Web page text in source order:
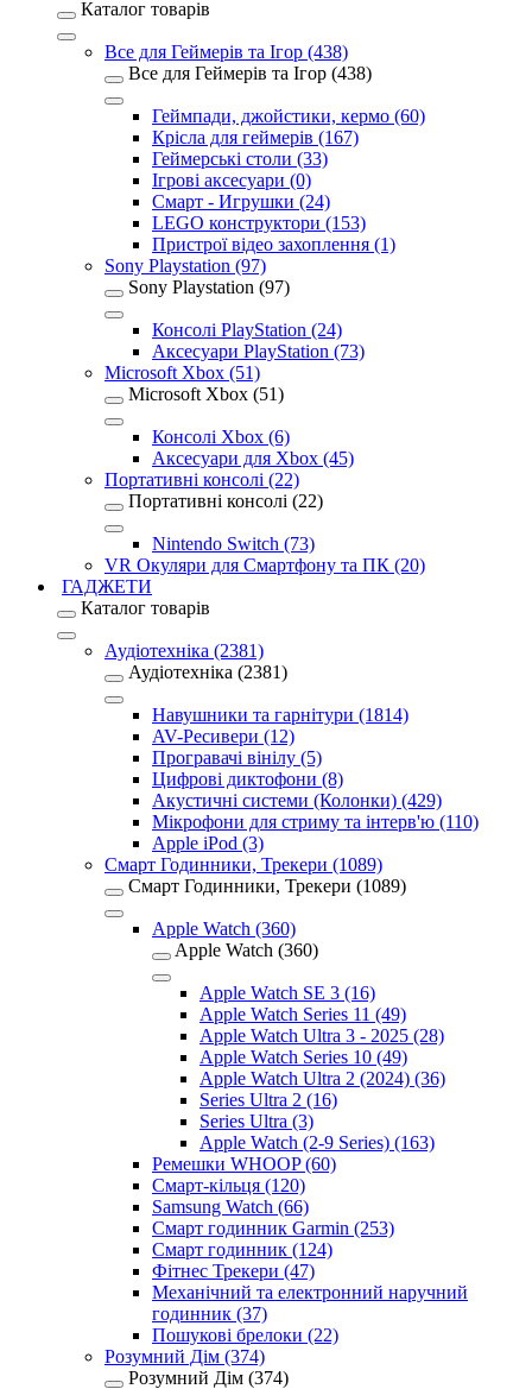
Каталог товарів
Все для Геймерів та Ігор (438)
Все для Геймерів та Ігор (438)
Геймпади, джойстики, кермо (60)
Крісла для геймерів (167)
Геймерські столи (33)
Ігрові аксесуари (0)
Смарт - Игрушки (24)
LEGO конструктори (153)
Пристрої відео захоплення (1)
Sony Playstation (97)
Sony Playstation (97)
Консолі PlayStation (24)
Аксесуари PlayStation (73)
Microsoft Xbox (51)
Microsoft Xbox (51)
Консолі Xbox (6)
Аксесуари для Xbox (45)
Портативні консолі (22)
Портативні консолі (22)
Nintendo Switch (73)
VR Окуляри для Смартфону та ПК (20)
ГАДЖЕТИ
Каталог товарів
Аудіотехніка (2381)
Аудіотехніка (2381)
Навушники та гарнітури (1814)
AV-Ресивери (12)
Програвачі вінілу (5)
Цифрові диктофони (8)
Акустичні системи (Колонки) (429)
Мікрофони для стриму та інтерв'ю (110)
Apple iPod (3)
Смарт Годинники, Трекери (1089)
Смарт Годинники, Трекери (1089)
Apple Watch (360)
Apple Watch (360)
Apple Watch SE 3 (16)
Apple Watch Series 11 (49)
Apple Watch Ultra 3 - 2025 (28)
Apple Watch Series 10 (49)
Apple Watch Ultra 2 (2024) (36)
Series Ultra 2 (16)
Series Ultra (3)
Apple Watch (2-9 Series) (163)
Ремешки WHOOP (60)
Смарт-кільця (120)
Samsung Watch (66)
Смарт годинник Garmin (253)
Смарт годинник (124)
Фітнес Трекери (47)
Механічний та електронний наручний
годинник (37)
Пошукові брелоки (22)
Розумний Дім (374)
Розумний Дім (374)